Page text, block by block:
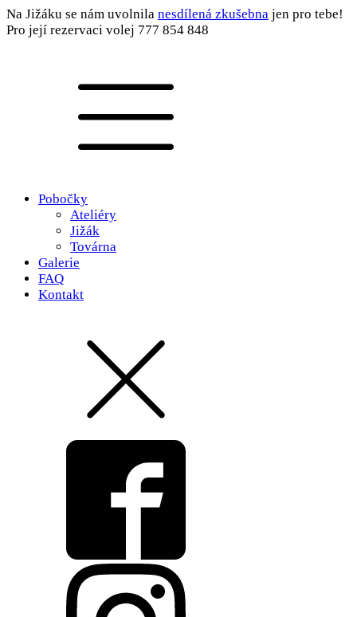
Na Jižáku se nám uvolnila nesdílená zkušebna jen pro tebe!
Pro její rezervaci volej 777 854 848
Pobočky
Ateliéry
Jižák
Továrna
Galerie
FAQ
Kontakt